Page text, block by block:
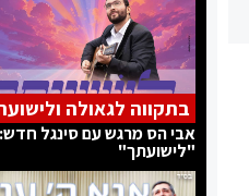
בתקווה לגאולה
אבי הס מרגש עם סינגל חדש:
"לישועתך"